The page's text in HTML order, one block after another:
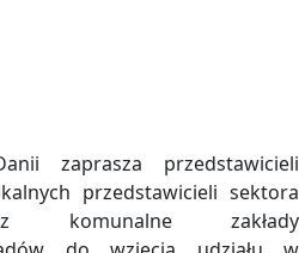
zaprasza przedstawicieli
przedstawicieli sektora
komunalne zakłady